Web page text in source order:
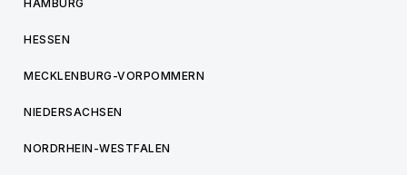
HAMBURG
HESSEN
MECKLENBURG-VORPOMMERN
NIEDERSACHSEN
NORDRHEIN-WESTFALEN